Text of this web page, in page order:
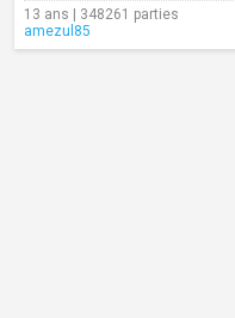
13 ans | 348261 parties
amezul85